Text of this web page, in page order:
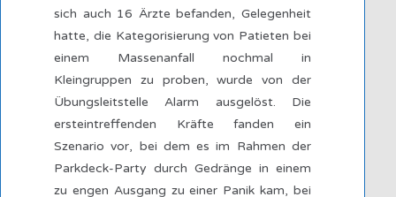
sich auch 16 Ärzte befanden, Gelegenheit
hatte, die Kategorisierung von Patieten bei
einem Massenanfall nochmal in
Kleingruppen zu proben, wurde von der
Übungsleitstelle Alarm ausgelöst. Die
ersteintreffenden Kräfte fanden ein
Szenario vor, bei dem es im Rahmen der
Parkdeck-Party durch Gedränge in einem
zu engen Ausgang zu einer Panik kam, bei